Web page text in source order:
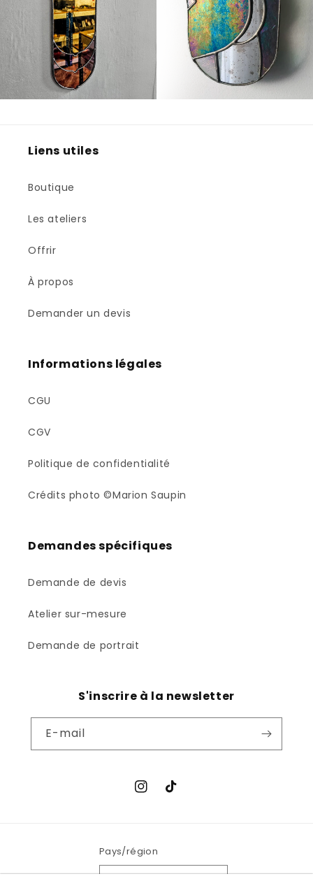
Liens utiles
Boutique
Les ateliers
Offrir
À propos
Demander un devis
Informations légales
CGU
CGV
Politique de confidentialité
Crédits photo ©Marion Saupin
Demandes spécifiques
Demande de devis
Atelier sur-mesure
Demande de portrait
S'inscrire à la newsletter
E-mail
Instagram
TikTok
Pays/région